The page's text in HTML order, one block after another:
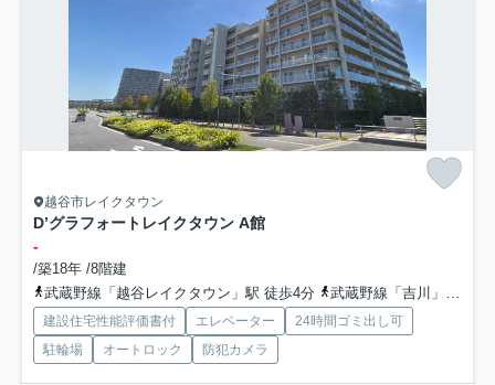
越谷市レイクタウン
D’グラフォートレイクタウン A館
-
/築18年 /8階建
武蔵野線「越谷レイクタウン」駅 徒歩4分
武蔵野線「吉川」駅 徒歩34分
建設住宅性能評価書付 エレベーター
24時間ゴミ出し可
駐輪場
オートロック 防犯カメラ